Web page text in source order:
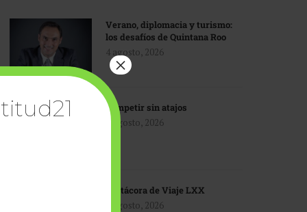
Verano, diplomacia y turismo:
los desafíos de Quintana Roo
4 agosto, 2026
Competir sin atajos
4 agosto, 2026
Bitácora de Viaje LXX
3 agosto, 2026
×